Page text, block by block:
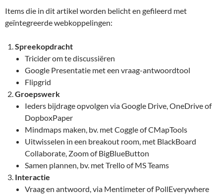
Items die in dit artikel worden belicht en gefileerd met
geïntegreerde webkoppelingen:
Spreekopdracht
Tricider om te discussiëren
Google Presentatie met een vraag-antwoordtool
Flipgrid
Groepswerk
Ieders bijdrage opvolgen via Google Drive, OneDrive of
DopboxPaper
Mindmaps maken, bv. met Coggle of CMapTools
Uitwisselen in een breakout room, met BlackBoard
Collaborate, Zoom of BigBlueButton
Samen plannen, bv. met Trello of MS Teams
Interactie
Vraag en antwoord, via Mentimeter of PollEverywhere